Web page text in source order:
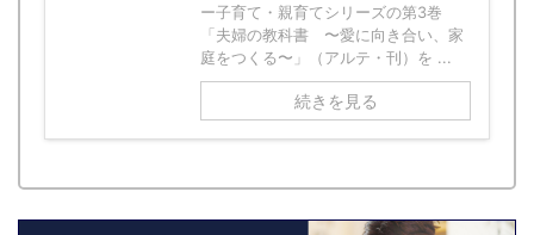
ー子育て・親育てシリーズの第3巻
「夫婦の教科書 〜愛に向き合い、家
庭をつくる〜」（アルテ・刊）を ...
続きを見る